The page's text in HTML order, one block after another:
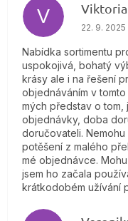
V Viktoria
22. 9. 2025
Nabídka sortimentu
uspokojivá, bohatý
krásy ale i na řešení
objednáváním v
mých představ o
objednávky, doba
doručovateli.
potěšení z malého
mé objednávce.
jsem ho začala
krátkodobém užívání